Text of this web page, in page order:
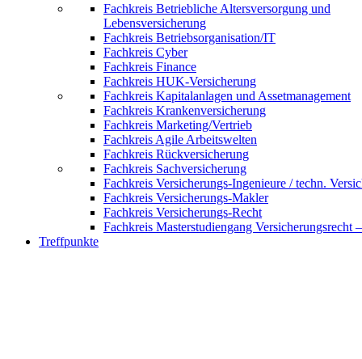
Fachkreis Betriebliche Altersversorgung und
Lebensversicherung
Fachkreis Betriebsorganisation/IT
Fachkreis Cyber
Fachkreis Finance
Fachkreis HUK-Versicherung
Fachkreis Kapitalanlagen und Assetmanagement
Fachkreis Krankenversicherung
Fachkreis Marketing/Vertrieb
Fachkreis Agile Arbeitswelten
Fachkreis Rückversicherung
Fachkreis Sachversicherung
Fachkreis Versicherungs-Ingenieure / techn.
Fachkreis Versicherungs-Makler
Fachkreis Versicherungs-Recht
Fachkreis Masterstudiengang Versicherungsrecht
Treffpunkte